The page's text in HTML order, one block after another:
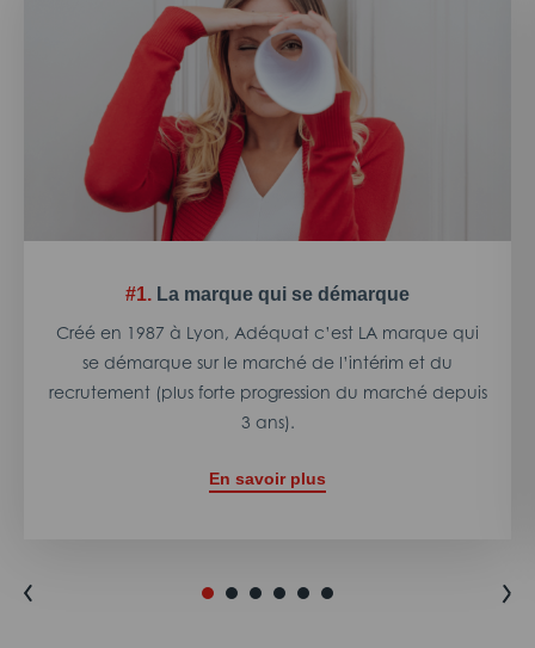
#1. La marque qui se démarque
Créé en 1987 à Lyon, Adéquat c’est LA marque qui
se démarque sur le marché de l’intérim et du
recrutement (plus forte progression du marché depuis
3 ans).
En savoir plus